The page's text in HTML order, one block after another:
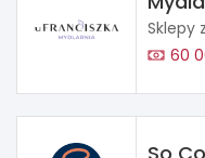
Sklepy
60